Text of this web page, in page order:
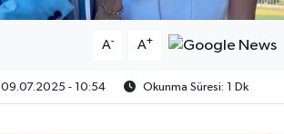
A- A+
09.07.2025 - 10:54 Okunma Süresi: 1 Dk